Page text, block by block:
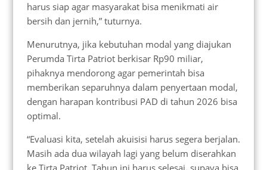
harus siap agar masyarakat bisa menikmati air
bersih dan jernih,” tuturnya.
Menurutnya, jika kebutuhan modal yang diajukan
Perumda Tirta Patriot berkisar Rp90 miliar,
pihaknya mendorong agar pemerintah bisa
memberikan separuhnya dalam penyertaan modal,
dengan harapan kontribusi PAD di tahun 2026 bisa
optimal.
“Evaluasi kita, setelah akuisisi harus segera berjalan.
Masih ada dua wilayah lagi yang belum diserahkan